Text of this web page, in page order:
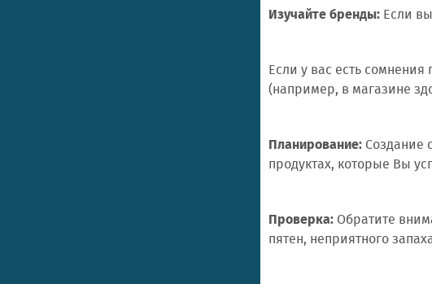
Изучайте бренды: Если
Если у вас есть
(например, в магазине
Планирование: Создание
продуктах, которые Вы
Проверка: Обратите
пятен, неприятного